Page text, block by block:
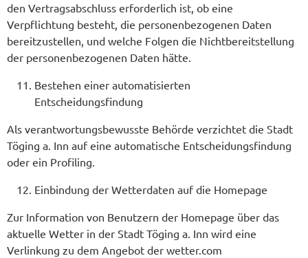
den Vertragsabschluss erforderlich ist, ob eine
Verpflichtung besteht, die personenbezogenen Daten
bereitzustellen, und welche Folgen die Nichtbereitstellung
der personenbezogenen Daten hätte.
Bestehen einer automatisierten
Entscheidungsfindung
Als verantwortungsbewusste Behörde verzichtet die Stadt
Töging a. Inn auf eine automatische Entscheidungsfindung
oder ein Profiling.
Einbindung der Wetterdaten auf die Homepage
Zur Information von Benutzern der Homepage über das
aktuelle Wetter in der Stadt Töging a. Inn wird eine
Verlinkung zu dem Angebot der wetter.com